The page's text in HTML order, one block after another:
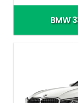
BMW